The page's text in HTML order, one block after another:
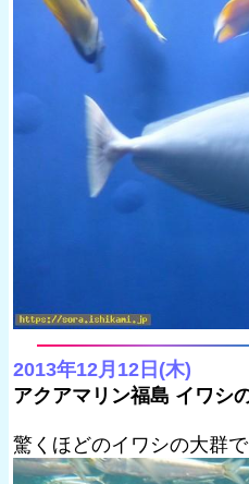
2013年12月12日(木)
アクアマリン福島 イワシ
驚くほどのイワシの大群